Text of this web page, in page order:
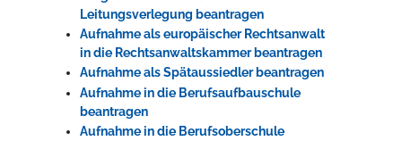
Leitungsverlegung beantragen
Aufnahme als europäischer Rechtsanwalt
in die Rechtsanwaltskammer beantragen
Aufnahme als Spätaussiedler beantragen
Aufnahme in die Berufsaufbauschule
beantragen
Aufnahme in die Berufsoberschule